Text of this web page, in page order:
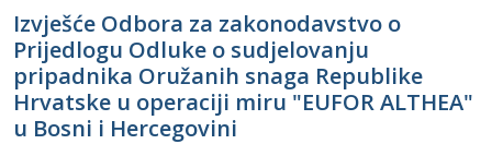
Izvješće Odbora za zakonodavstvo o
Prijedlogu Odluke o sudjelovanju
pripadnika Oružanih snaga Republike
Hrvatske u operaciji miru "EUFOR ALTHEA"
u Bosni i Hercegovini